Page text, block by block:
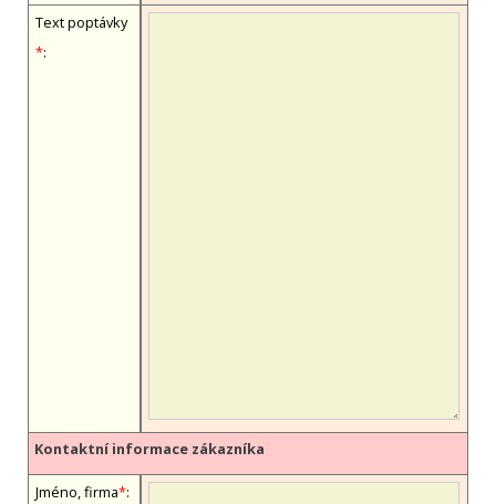
Text poptávky
*:
Kontaktní informace zákazníka
Jméno, firma*: